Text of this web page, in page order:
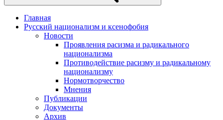
Главная
Русский национализм и ксенофобия
Новости
Проявления расизма и радикального
национализма
Противодействие расизму и радикальному
национализму
Нормотворчество
Мнения
Публикации
Документы
Архив